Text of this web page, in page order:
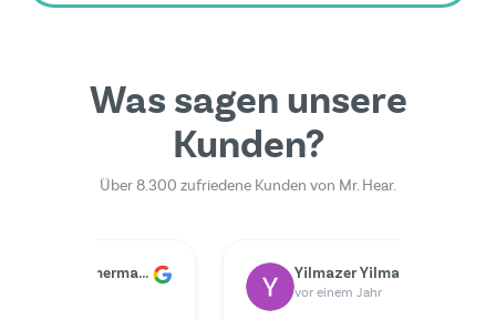
Was sagen unsere
Kunden?
Über 8.300 zufriedene Kunden von Mr. Hear.
Yilmazer Yilmazer
vor einem Jahr